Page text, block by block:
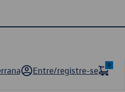
Entre/registre-se
0